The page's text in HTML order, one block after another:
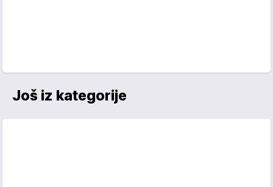
Još iz kategorije